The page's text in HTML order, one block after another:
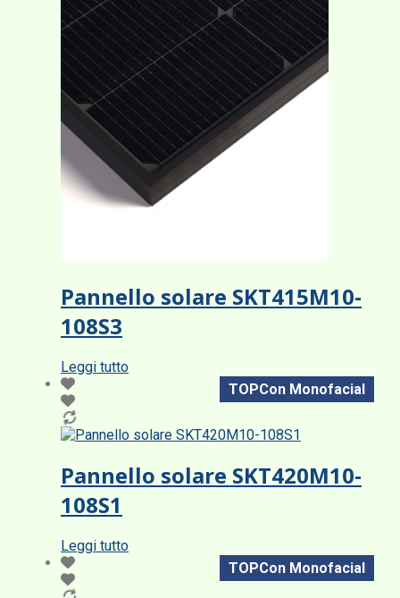
Pannello solare SKT415M10-
108S3
Leggi tutto
Pannello solare SKT420M10-
108S1
Leggi tutto
TOPCon Monofacial
TOPCon Monofacial